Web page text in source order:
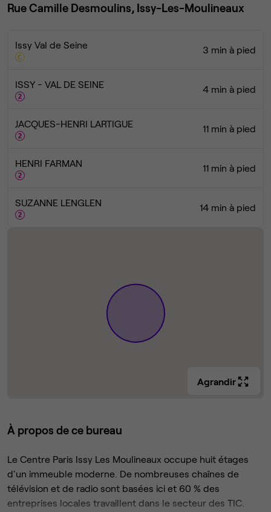
Rue Camille Desmoulins, Issy-Les-Moulineaux
Issy Val de Seine 3 min à pied
ISSY - VAL DE SEINE 4 min à pied
JACQUES-HENRI LARTIGUE 11 min à pied
HENRI FARMAN 11 min à pied
SUZANNE LENGLEN 14 min à pied
Agrandir
À propos de ce bureau
Le Centre Paris Issy Les Moulineaux occupe huit étages
d'un immeuble moderne. De nombreuses chaînes de
télévision et de radio sont basées ici et 60 % des
entreprises locales travaillent dans le secteur des TIC.